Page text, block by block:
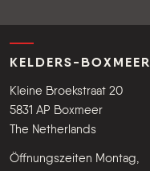
KELDERS-BOXMEER
Kleine Broekstraat 20
5831 AP Boxmeer
The Netherlands
Öffnungszeiten Montag,